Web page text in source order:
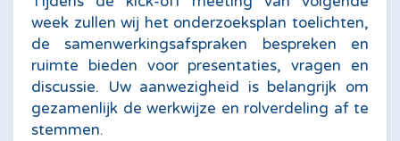
week zullen wij het onderzoeksplan toelichten,
de samenwerkingsafspraken bespreken en
ruimte bieden voor presentaties, vragen en
discussie. Uw aanwezigheid is belangrijk om
gezamenlijk de werkwijze en rolverdeling af te
stemmen.